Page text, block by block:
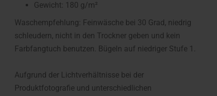
Gewicht: 180 g/m²
Waschempfehlung: Feinwäsche bei 30 Grad, niedrig
schleudern, nicht in den Trockner geben und kein
Farbfangtuch benutzen. Bügeln auf niedriger Stufe 1.
Aufgrund der Lichtverhältnisse bei der
Produktfotografie und unterschiedlichen